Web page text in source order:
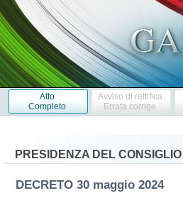
Atto
Completo
Avviso di rettifica
Errata corrige
PRESIDENZA DEL
DECRETO 30 maggio 2024